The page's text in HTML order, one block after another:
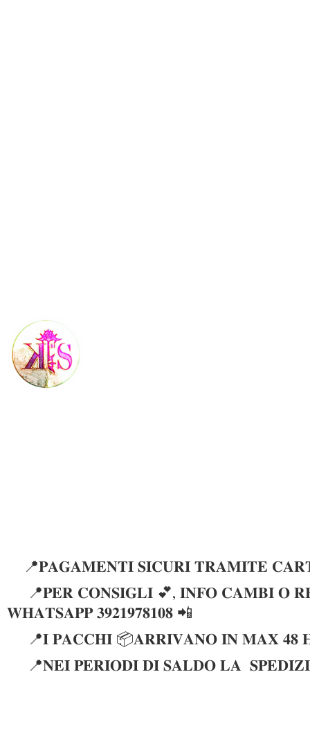
📍𝐏𝐀𝐆𝐀𝐌𝐄𝐍𝐓𝐈 𝐒𝐈𝐂𝐔𝐑𝐈 𝐓𝐑𝐀𝐌𝐈𝐓𝐄
📍𝐏𝐄𝐑 𝐂𝐎𝐍𝐒𝐈𝐆𝐋𝐈 💕, 𝐈𝐍𝐅𝐎 𝐂𝐀𝐌𝐁𝐈 𝐎
𝐖𝐇𝐀𝐓𝐒𝐀𝐏𝐏 𝟑𝟗𝟐𝟏𝟗𝟕𝟖𝟏𝟎𝟖 📲
📍𝐈 𝐏𝐀𝐂𝐂𝐇𝐈 📦𝐀𝐑𝐑𝐈𝐕𝐀𝐍𝐎 𝐈𝐍 𝐌𝐀𝐗 𝟒𝟖
📍𝐍𝐄𝐈 𝐏𝐄𝐑𝐈𝐎𝐃𝐈 𝐃𝐈 𝐒𝐀𝐋𝐃𝐎 𝐋𝐀